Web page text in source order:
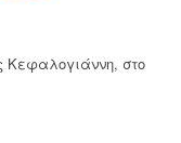
Κεφαλογιάννη, στο